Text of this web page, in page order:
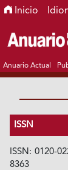
Ir al menú de
Ir al
Ir al pie de
Inicio
Anuario Actual
ISSN
ISSN: 0120-
8363